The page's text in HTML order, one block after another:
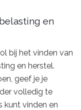
en
bij het vinden van
en herstel.
geef je je
volledig te
kunt vinden en